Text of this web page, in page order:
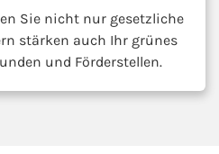
Sie nicht nur gesetzliche
stärken auch Ihr grünes
und Förderstellen.